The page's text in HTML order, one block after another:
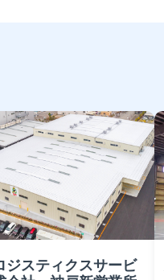
ジスティクスサービ